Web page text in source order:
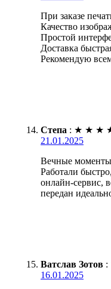
При заказе
Качество
Простой
Доставка
Рекомендую
Степа : ★ ★ ★
21.01.2025
Вечные моменты.
Работали
онлайн-сервис,
передан
Ватслав Зотов :
16.01.2025